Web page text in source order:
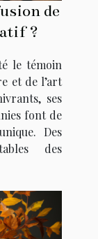
de
?
le témoin
et de l’art
ses
font de
Des
des